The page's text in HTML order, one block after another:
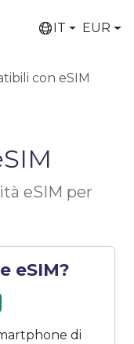
IT EUR
con eSIM
eSIM per
eSIM?
di